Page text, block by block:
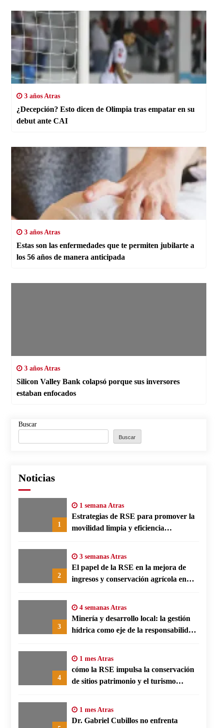
3 años Atras
¿Decepción? Esto dicen de Olimpia tras empatar en su
debut ante CAI
3 años Atras
Estas son las enfermedades que te permiten jubilarte a
los 56 años de manera anticipada
3 años Atras
Silicon Valley Bank colapsó porque sus inversores
estaban enfocados
Buscar
Buscar
Noticias
1
1 semana Atras
Estrategias de RSE para promover la
movilidad limpia y eficiencia
2
3 semanas Atras
El papel de la RSE en la mejora de
ingresos y conservación agrícola en
3
4 semanas Atras
Minería y desarrollo local: la gestión
hídrica como eje de la responsabilidad
4
1 mes Atras
cómo la RSE impulsa la conservación
de sitios patrimonio y el turismo
1 mes Atras
Dr. Gabriel Cubillos no enfrenta